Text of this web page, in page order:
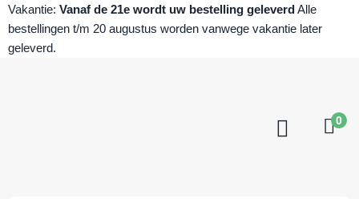
Vakantie: Vanaf de 21e wordt uw bestelling geleverdAlle
bestellingen t/m 20 augustus worden vanwege vakantie later
geleverd.
0